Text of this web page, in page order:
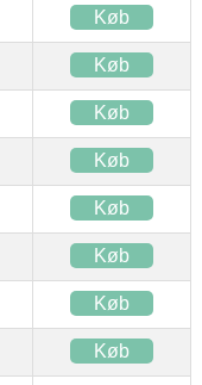
Køb
Køb
Køb
Køb
Køb
Køb
Køb
Køb